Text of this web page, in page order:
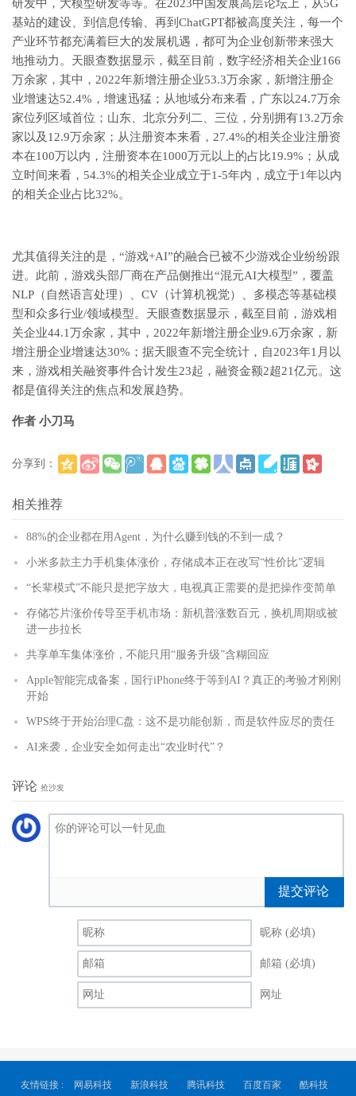
研发中，大模型研发等等。在2023中国发展高层论坛上，从5G
基站的建设、到信息传输、再到ChatGPT都被高度关注，每一个
产业环节都充满着巨大的发展机遇，都可为企业创新带来强大
地推动力。天眼查数据显示，截至目前，数字经济相关企业166
万余家，其中，2022年新增注册企业53.3万余家，新增注册企
业增速达52.4%，增速迅猛；从地域分布来看，广东以24.7万余
家位列区域首位；山东、北京分列二、三位，分别拥有13.2万余
家以及12.9万余家；从注册资本来看，27.4%的相关企业注册资
本在100万以内，注册资本在1000万元以上的占比19.9%；从成
立时间来看，54.3%的相关企业成立于1-5年内，成立于1年以内
的相关企业占比32%。
尤其值得关注的是，“游戏+AI”的融合已被不少游戏企业纷纷跟
进。此前，游戏头部厂商在产品侧推出“混元AI大模型”，覆盖
NLP（自然语言处理）、CV（计算机视觉）、多模态等基础模
型和众多行业/领域模型。天眼查数据显示，截至目前，游戏相
关企业44.1万余家，其中，2022年新增注册企业9.6万余家，新
增注册企业增速达30%；据天眼查不完全统计，自2023年1月以
来，游戏相关融资事件合计发生23起，融资金额2超21亿元。这
都是值得关注的焦点和发展趋势。
作者 小刀马
分享到：
相关推荐
88%的企业都在用Agent，为什么赚到钱的不到一成？
小米多款主力手机集体涨价，存储成本正在改写“性价比”逻辑
“长辈模式”不能只是把字放大，电视真正需要的是把操作变简单
存储芯片涨价传导至手机市场：新机普涨数百元，换机周期或被
进一步拉长
共享单车集体涨价，不能只用“服务升级”含糊回应
Apple智能完成备案，国行iPhone终于等到AI？真正的考验才刚刚
开始
WPS终于开始治理C盘：这不是功能创新，而是软件应尽的责任
AI来袭，企业安全如何走出“农业时代”？
评论 抢沙发
提交评论
昵称 (必填)
邮箱 (必填)
网址
友情链接 : 网易科技 新浪科技 腾讯科技 百度百家 酷科技